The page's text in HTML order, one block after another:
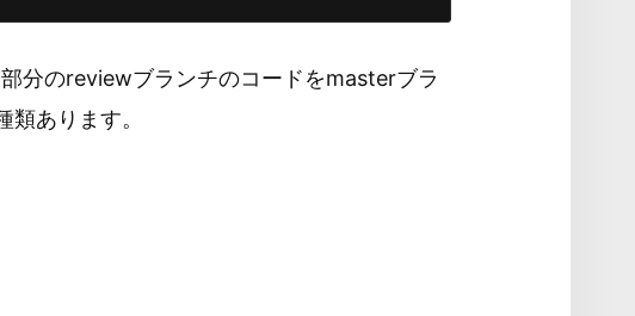
分のreviewブランチのコードをmasterブラ
あります。